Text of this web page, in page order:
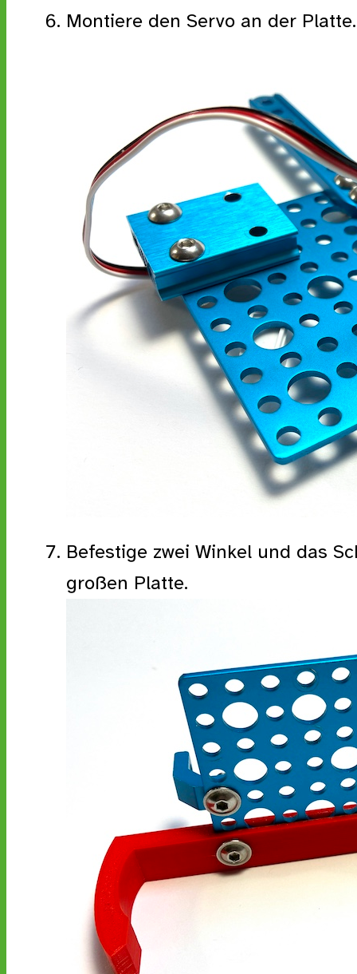
Montiere den Servo an der Platte.
Befestige zwei Winkel und das
großen Platte.